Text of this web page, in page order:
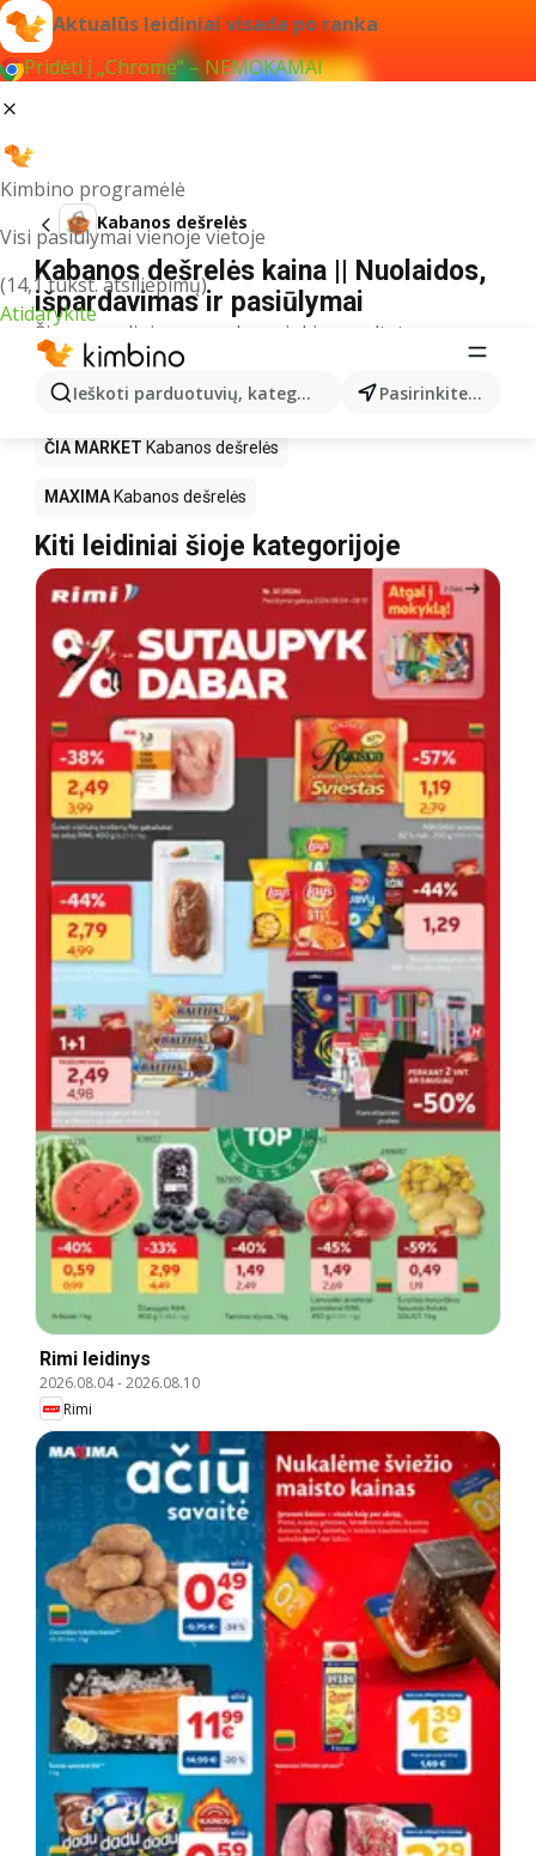
Aktualūs leidiniai visada po ranka
Pridėti į „Chrome“ – NEMOKAMAI
Kimbino programėlė
Visi pasiūlymai vienoje vietoje
(14,1 tūkst. atsiliepimų)
Atidarykite
Ieškoti parduotuvių, kategorijų, produktų... Pasirinkite miestą
Kabanos dešrelės
Kabanos dešrelės kaina || Nuolaidos,
išpardavimas ir pasiūlymai
Šiuo pavadinimu neradome jokių rezultatų
Akcija Kabanos dešrelės – kur
nusipirkti?
ČIA MARKET Kabanos dešrelės
MAXIMA Kabanos dešrelės
Kiti leidiniai šioje kategorijoje
Rimi leidinys
2026.08.04-2026.08.10
Rimi